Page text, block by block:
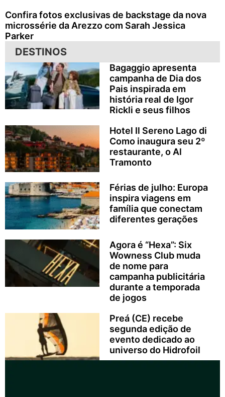
Confira fotos exclusivas de backstage da nova
microssérie da Arezzo com Sarah Jessica
Parker
DESTINOS
Bagaggio apresenta
campanha de Dia dos
Pais inspirada em
história real de Igor
Rickli e seus filhos
Hotel Il Sereno Lago di
Como inaugura seu 2º
restaurante, o Al
Tramonto
Férias de julho: Europa
inspira viagens em
família que conectam
diferentes gerações
Agora é “Hexa”: Six
Wowness Club muda
de nome para
campanha publicitária
durante a temporada
de jogos
Preá (CE) recebe
segunda edição de
evento dedicado ao
universo do Hidrofoil